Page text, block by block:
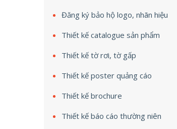
Đăng ký bảo hộ logo, nhãn hiệu
Thiết kế catalogue sản phẩm
Thiết kế tờ rơi, tờ gấp
Thiết kế poster quảng cáo
Thiết kế brochure
Thiết kế báo cáo thường niên